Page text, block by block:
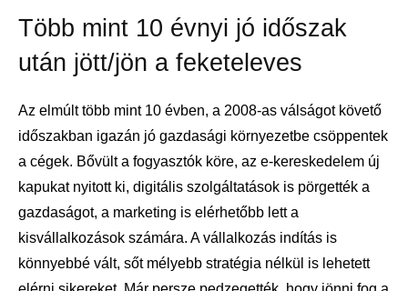
Több mint 10 évnyi jó időszak
után jött/jön a feketeleves
Az elmúlt több mint 10 évben, a 2008-as válságot követő
időszakban igazán jó gazdasági környezetbe csöppentek
a cégek. Bővült a fogyasztók köre, az e-kereskedelem új
kapukat nyitott ki, digitális szolgáltatások is pörgették a
gazdaságot, a marketing is elérhetőbb lett a
kisvállalkozások számára. A vállalkozás indítás is
könnyebbé vált, sőt mélyebb stratégia nélkül is lehetett